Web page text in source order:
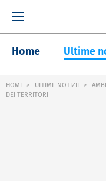
Home Ultime
HOME ULTIME NOTIZIE
DEI TERRITORI